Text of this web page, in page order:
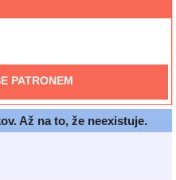
PATRONEM
Až na to, že neexistuje.